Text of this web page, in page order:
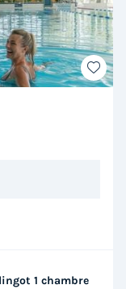
1 chambre